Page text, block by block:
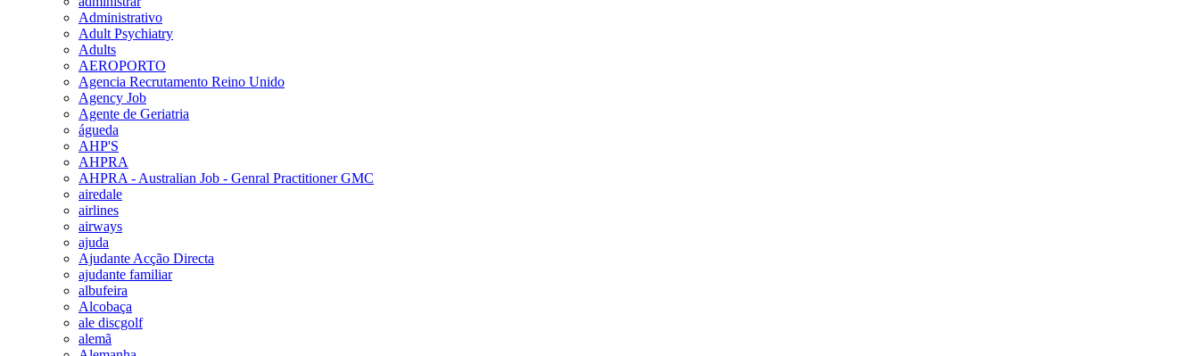
Administrativo
Adult Psychiatry
Adults
AEROPORTO
Agencia Recrutamento Reino Unido
Agency Job
Agente de Geriatria
águeda
AHP'S
AHPRA
AHPRA - Australian Job - Genral Practitioner GMC
airedale
airlines
airways
ajuda
Ajudante Acção Directa
ajudante familiar
albufeira
Alcobaça
ale discgolf
alemã